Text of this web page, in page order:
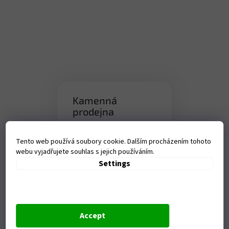
Tento web používá soubory cookie. Dalším procházením tohoto
webu vyjadřujete souhlas s jejich používáním.
Settings
Accept
Kamenná
prodejna
Vratislavice nad Nisou
Otevírací doba:
Po - Pá - 9-17,00 hod